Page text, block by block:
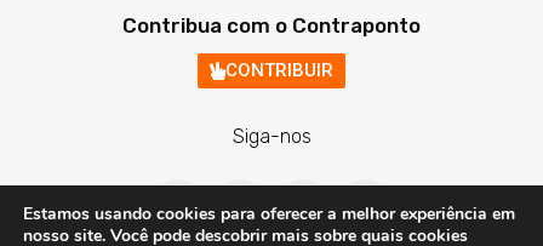
Contribua com o Contraponto
CONTRIBUIR
Siga-nos
F
a
c
T
w
i
I
n
s
Y
o
u
Estamos usando cookies para oferecer a melhor experiência em
nosso site. Você pode descobrir mais sobre quais cookies